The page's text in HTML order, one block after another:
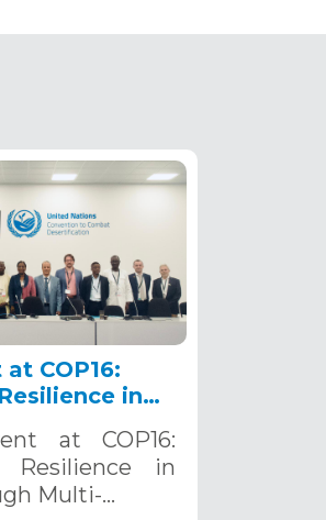
COP16:
in
12, 2024
at COP16:
Resilience in
Multi-…